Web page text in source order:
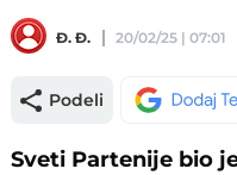
Đ. Đ. 20/02/25 | 07:01
Podeli
Sveti Partenije bio